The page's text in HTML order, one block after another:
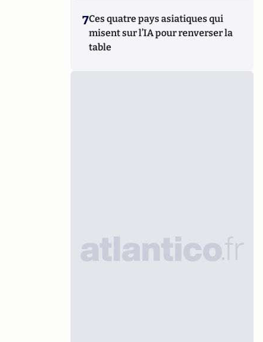
7Ces quatre pays asiatiques qui
misent sur l’IA pour renverser la
table